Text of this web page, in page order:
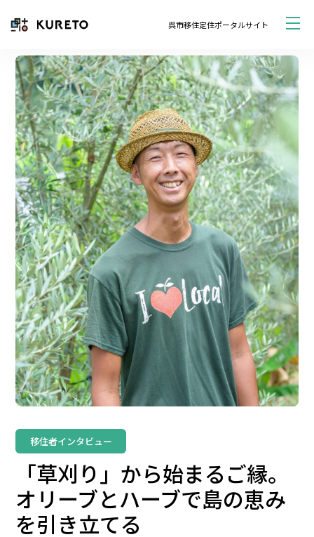
呉市移住定住ポータルサイト
移住者インタビュー
「草刈り」から始まるご縁。
オリーブとハーブで島の恵み
を引き立てる